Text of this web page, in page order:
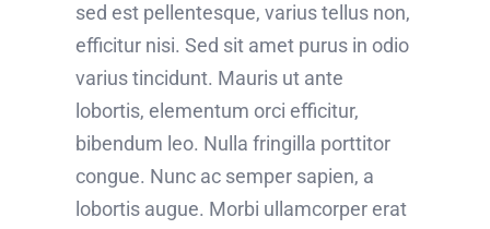
sed est pellentesque, varius tellus non,
efficitur nisi. Sed sit amet purus in odio
varius tincidunt. Mauris ut ante
lobortis, elementum orci efficitur,
bibendum leo. Nulla fringilla porttitor
congue. Nunc ac semper sapien, a
lobortis augue. Morbi ullamcorper erat